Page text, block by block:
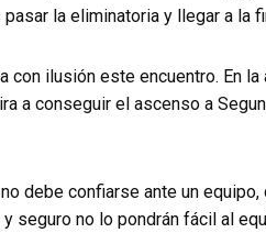
la eliminatoria y llegar a la
con ilusión este encuentro. En
a conseguir el ascenso a
debe confiarse ante un
seguro no lo pondrán fácil al